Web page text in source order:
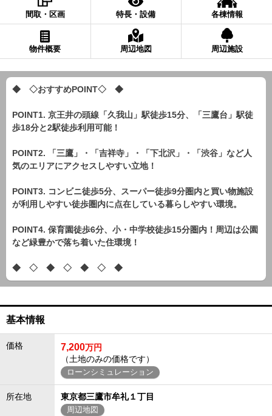
間取・区画 特長・設備 各棟情報
物件概要 周辺地図 周辺施設
◆ ◇おすすめPOINT◇ ◆
POINT1. 京王井の頭線「久我山」駅徒歩15分、「三鷹台」駅徒
歩18分と2駅徒歩利用可能！
POINT2. 「三鷹」・「吉祥寺」・「下北沢」・「渋谷」など人
気のエリアにアクセスしやすい立地！
POINT3. コンビニ徒歩5分、スーパー徒歩9分圏内と買い物施設
が利用しやすい徒歩圏内に点在している暮らしやすい環境。
POINT4. 保育園徒歩6分、小・中学校徒歩15分圏内！周辺は公園
など緑豊かで落ち着いた住環境！
◆ ◇ ◆ ◇ ◆ ◇ ◆
基本情報
価格 7,200万円
（土地のみの価格です）
ローンシミュレーション
所在地 東京都三鷹市牟礼１丁目
周辺地図